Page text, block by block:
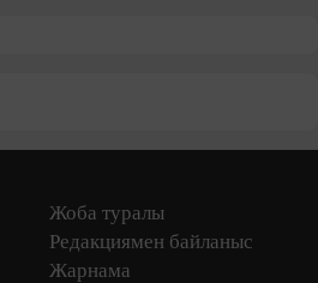
Жоба туралы
Редакциямен байланыс
Жарнама